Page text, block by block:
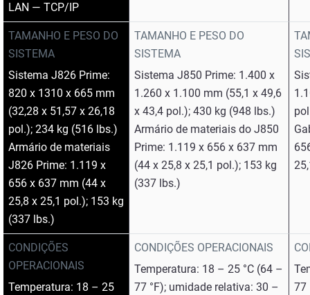
LAN — TCP/IP
TAMANHO E PESO DO
SISTEMA
Sistema J826 Prime:
820 x 1310 x 665 mm
(32,28 x 51,57 x 26,18
pol.); 234 kg (516 lbs.)
Armário de materiais
J826 Prime: 1.119 x
656 x 637 mm (44 x
25,8 x 25,1 pol.); 153 kg
(337 lbs.)
CONDIÇÕES
OPERACIONAIS
Temperatura: 18 – 25
TAMANHO E PESO DO
SISTEMA
Sistema J850 Prime: 1.400 x
1.260 x 1.100 mm (55,1 x 49,6
x 43,4 pol.); 430 kg (948 lbs.)
Armário de materiais do J850
Prime: 1.119 x 656 x 637 mm
(44 x 25,8 x 25,1 pol.); 153 kg
(337 lbs.)
CONDIÇÕES OPERACIONAIS
Temperatura: 18 – 25 °C (64 –
77 °F); umidade relativa: 30 –
77